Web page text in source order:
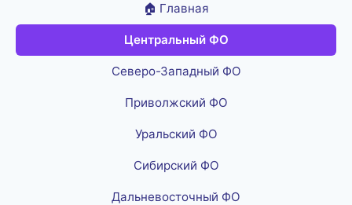
🏠 Главная
Центральный ФО
Северо-Западный ФО
Приволжский ФО
Уральский ФО
Сибирский ФО
Дальневосточный ФО